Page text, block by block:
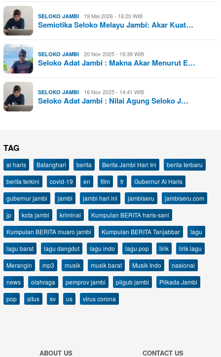
SELOKO JAMBI 19 Mei 2026 - 16:20 WIB
Semiotika Seloko Melayu Jambi: Akar Kuat…
SELOKO JAMBI 20 Nov 2025 - 19:39 WIB
Seloko Adat Jambi : Makna Akar Menurut E…
SELOKO JAMBI 16 Nov 2025 - 14:41 WIB
Seloko Adat Jambi : Nilai Agung Seloko J…
TAG
al haris Batanghari berita Berita Jambi Hari Ini
berita terbaru
berita terkini
covid-19 en film fr
Gubernur Al Haris
gubernur jambi
jambi jambi hari ini jambiseru
jambiseru.com
jp
kota jambi kriminal
Kumpulan BERITA haris-sani
Kumpulan BERITA muaro jambi
Kumpulan BERITA Tanjabbar
lagu
lagu barat
lagu dangdut lagu indo lagu pop lirik
lirik lagu
Merangin
mp3 musik musik barat Musik Indo
nasional
news
olahraga pemprov jambi pilgub jambi
Pilkada Jambi
pop
situs sv us virus corona
ABOUT US CONTACT US